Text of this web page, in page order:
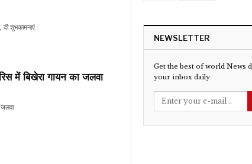
दी शुभकामनाएं
में बिखेरा गायन का जलवा
NEWSLETTER
Get the best of world News
your inbox daily